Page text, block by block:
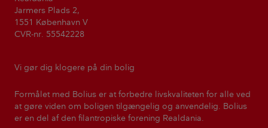
Jarmers Plads 2,
1551 København V
CVR-nr. 55542228
Vi gør dig klogere på din bolig
Formålet med Bolius er at forbedre livskvaliteten for alle ved
at gøre viden om boligen tilgængelig og anvendelig. Bolius
er en del af den filantropiske forening Realdania.